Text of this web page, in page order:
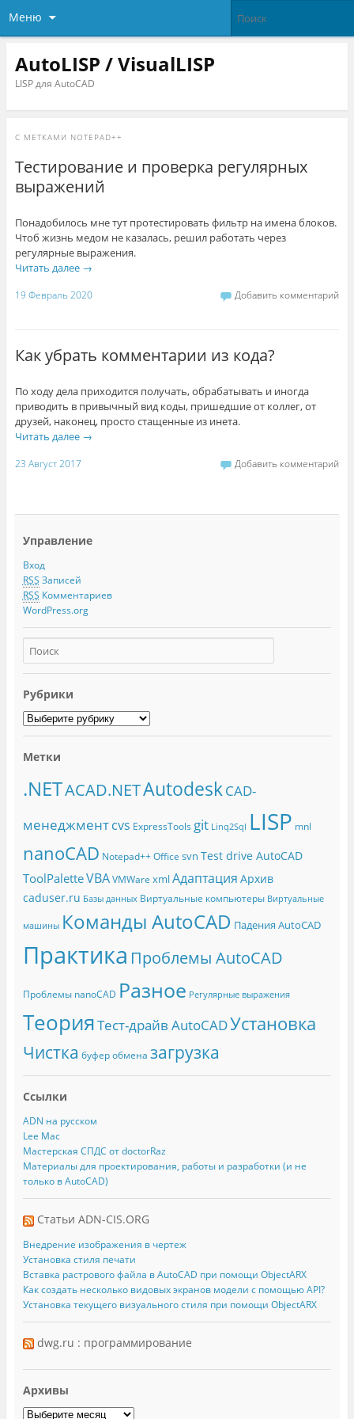
Меню
AutoLISP / VisualLISP
LISP для AutoCAD
С МЕТКАМИ NOTEPAD++
Тестирование и проверка регулярных
выражений
Понадобилось мне тут протестировать фильтр на имена блоков.
Чтоб жизнь медом не казалась, решил работать через
регулярные выражения.
Читать далее →
19 Февраль 2020 Добавить комментарий
Как убрать комментарии из кода?
По ходу дела приходится получать, обрабатывать и иногда
приводить в привычный вид коды, пришедшие от коллег, от
друзей, наконец, просто стащенные из инета.
Читать далее →
23 Август 2017 Добавить комментарий
Управление
Вход
RSS Записей
RSS Комментариев
WordPress.org
Рубрики
Метки
.NETACAD.NETAutodeskCAD-
менеджмент cvs ExpressTools git Linq2Sql LISP mnl
nanoCAD Notepad++ Office svn Test drive AutoCAD
ToolPaletteVBA VMWare xmlАдаптация Архив
caduser.ru Базы данных Виртуальные компьютеры Виртуальные
машины Команды AutoCAD Падения AutoCAD
Практика Проблемы AutoCAD
Проблемы nanoCAD Разное Регулярные выражения
ТеорияТест-драйв AutoCADУстановка
Чистка буфер обмена загрузка
Ссылки
ADN на русском
Lee Mac
Мастерская СПДС от doctorRaz
Материалы для проектирования, работы и разработки (и не
только в AutoCAD)
Статьи ADN-CIS.ORG
Внедрение изображения в чертеж
Установка стиля печати
Вставка растрового файла в AutoCAD при помощи ObjectARX
Как создать несколько видовых экранов модели с помощью API?
Установка текущего визуального стиля при помощи ObjectARX
dwg.ru : программирование
Архивы